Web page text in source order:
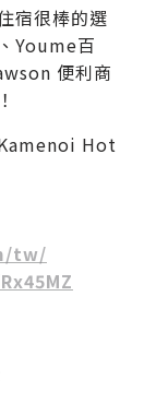
宿很棒的選
Youme百
便利商
Hot
tw/